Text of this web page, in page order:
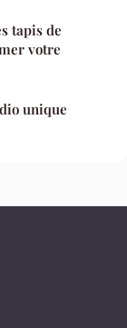
tapis de
votre
unique